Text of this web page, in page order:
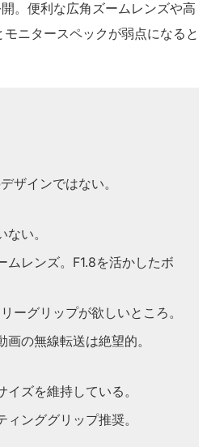
。便利な広角ズームレンズや高
ニタースペックが弱点になると
ザインではない。
い。
レンズ。F1.8を活かしたボ
ーグリップが欲しいところ。
画の無線転送は絶望的。
ズを維持している。
ンググリップ推奨。